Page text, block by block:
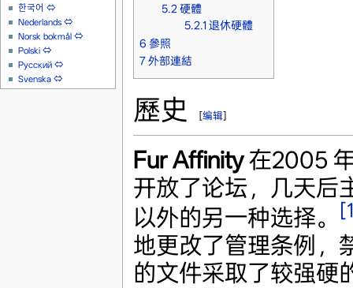
5.2硬體
5.2.1 退休硬體
6 參照
7 外部連結
歷史 [编辑]
Fur Affinity在2005
开放了论坛，几天后
以外的另一种选择。
地更改了管理条例，
的文件采取了较强硬
한국어 ⇔
Nederlands ⇔
Norsk bokmål ⇔
Polski ⇔
Русский ⇔
Svenska ⇔